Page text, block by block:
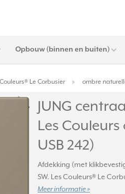
Opbouw (binnen en buiten)
Le Corbusier ombre
JUNG
Les
USB 242)
Afdekking (met
SW. Les Couleurs® Le
Meer informatie »